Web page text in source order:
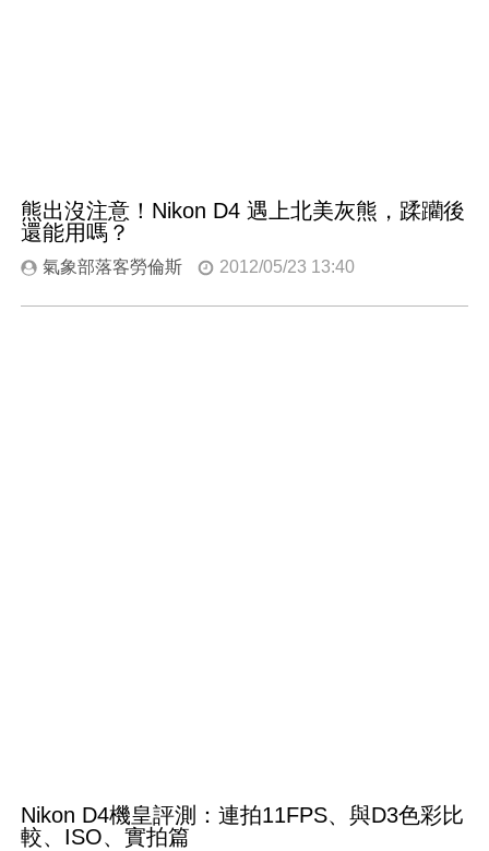
熊出沒注意！Nikon D4 遇上北美灰熊，蹂躪後
還能用嗎？
氣象部落客勞倫斯 2012/05/23 13:40
Nikon D4機皇評測：連拍11FPS、與D3色彩比
較、ISO、實拍篇